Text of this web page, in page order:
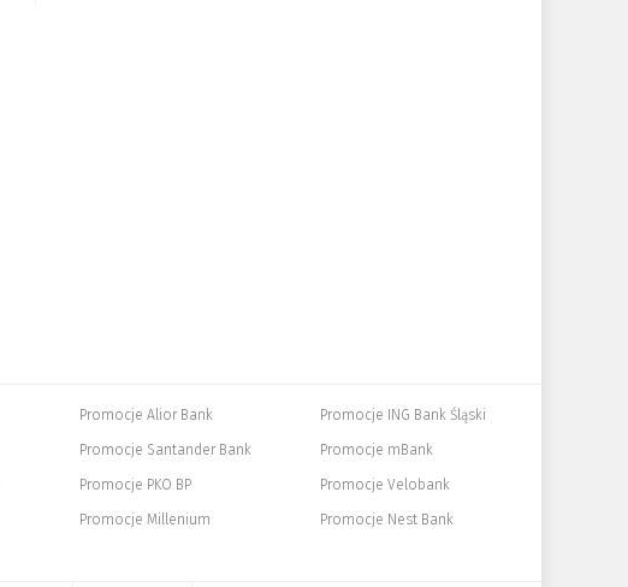
Promocje Alior Bank
Promocje Santander Bank
Promocje PKO BP
Promocje Millenium
Promocje ING Bank Śląski
Promocje mBank
Promocje Velobank
Promocje Nest Bank